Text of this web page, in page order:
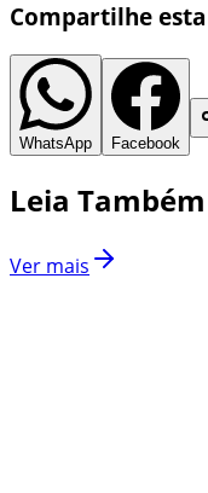
Compartilhe
WhatsApp Facebook
Leia Também
Ver mais